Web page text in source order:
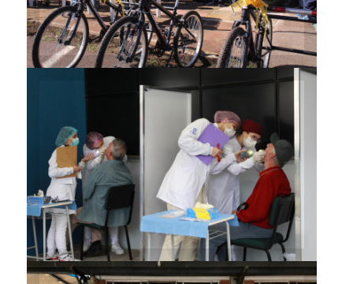
Curso de Odontologia realiza
prevenção do câncer de boca